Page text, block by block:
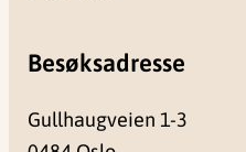
Besøksadresse
Gullhaugveien 1-3